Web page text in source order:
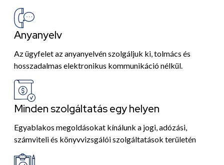
Anyanyelv
Az ügyfelet az anyanyelvén szolgáljuk ki, tolmács és
hosszadalmas elektronikus kommunikáció nélkül.
Minden szolgáltatás egy helyen
Egyablakos megoldásokat kínálunk a jogi, adózási,
számviteli és könyvvizsgálói szolgáltatások területén